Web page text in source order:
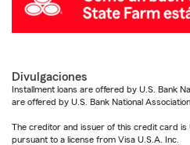
Divulgaciones
Installment loans are offered by U.S. Bank
are offered by U.S. Bank National
The creditor and issuer of this credit card is
pursuant to a license from Visa U.S.A. Inc.